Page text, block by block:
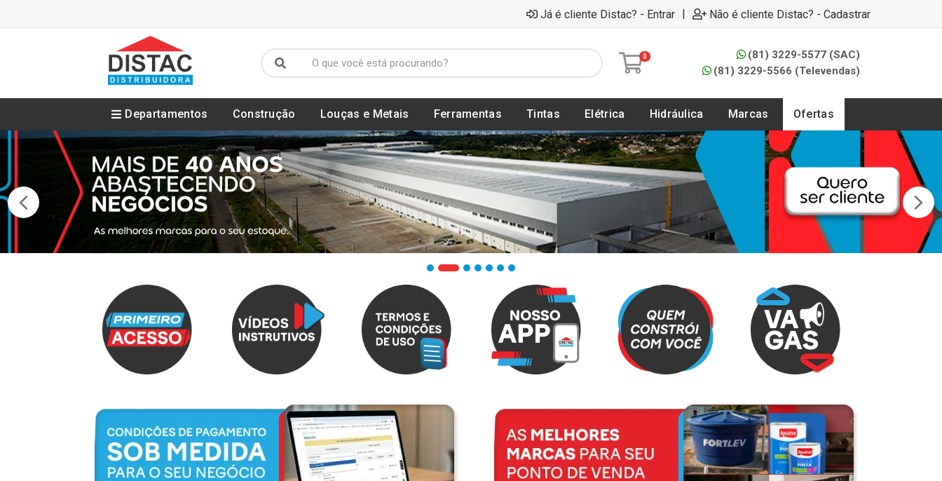
Já é cliente Distac? - Entrar | Não é cliente Distac? - Cadastrar
0
(81) 3229-5577 (SAC)
(81) 3229-5566 (Televendas)
Departamentos Construção Louças e Metais Ferramentas Tintas Elétrica Hidráulica Marcas Ofertas